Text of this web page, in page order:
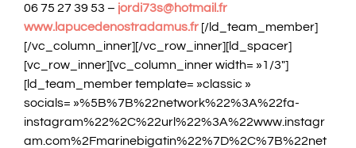
06 75 27 39 53 – jordi73s@hotmail.fr
www.lapucedenostradamus.fr [/ld_team_member]
[/vc_column_inner][/vc_row_inner][ld_spacer]
[vc_row_inner][vc_column_inner width= »1/3″]
[ld_team_member template= »classic »
socials= »%5B%7B%22network%22%3A%22fa-
instagram%22%2C%22url%22%3A%22www.instagr
am.com%2Fmarinebigatin%22%7D%2C%7B%22net